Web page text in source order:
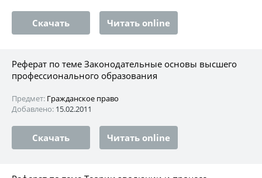
Скачать Читать online
Реферат по теме Законодательные основы высшего
профессионального образования
Предмет: Гражданское право
Добавлено: 15.02.2011
Скачать Читать online